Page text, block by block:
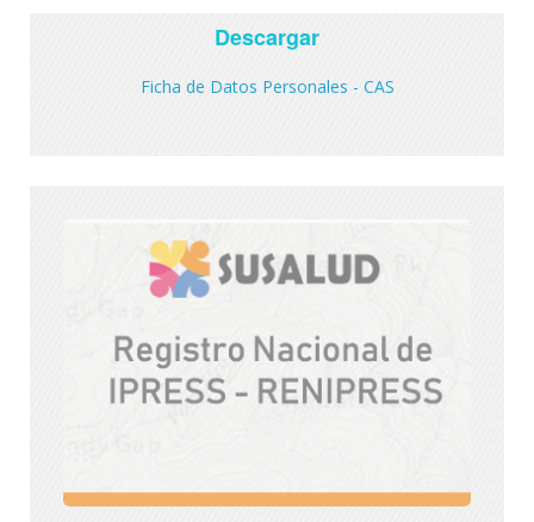
Descargar
Ficha de Datos Personales - CAS